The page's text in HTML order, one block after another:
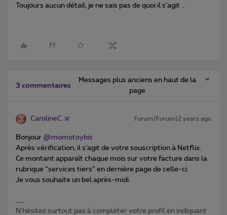
Toujours aucun détail, je ne sais pas de quoi il s’agit ..
3 commentaires
Messages plus anciens en haut de la
page
CarolineC Forum|Forum|2 years ago
Bonjour @momotoybis
Après vérification, il s’agit de votre souscription à Netflix.
Ce montant apparaît chaque mois sur votre facture dans la
rubrique “services tiers” en dernière page de celle-ci.
Je vous souhaite un bel après-midi.
N'hésitez surtout pas à compléter votre profil en indiquant